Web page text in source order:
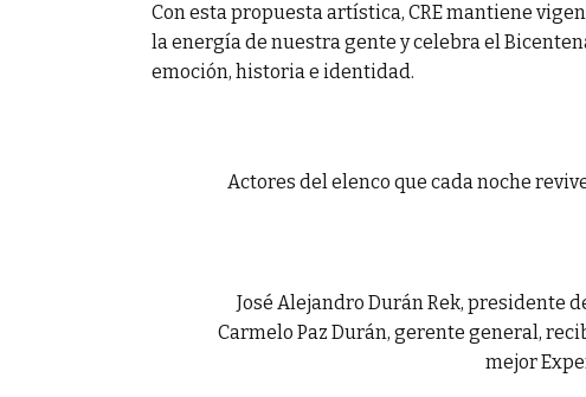
Con esta propuesta artística, CRE mantiene
la energía de nuestra gente y celebra el
emoción, historia e identidad.
Actores del elenco que cada noche
José Alejandro Durán Rek, presidente
Carmelo Paz Durán, gerente general,
mejor